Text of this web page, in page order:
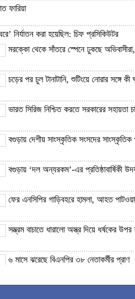
ফারিয়া
নির্যাতন করা হয়েছিল: চিফ প্রসিকিউটর
কেউ এসে সালাম দিয়ে দিবে’
কাঞ্চন, মনেও রাখতে পারেন না
মানলেই খুলবে হরমুজ : আইআরজিসি
বাংলাদেশ
‘ভিত্তিহীন’ : ঢাকা বোর্ড
মরক্কো থেকে সাঁতরে স্পেনে ঢুকছে
চড়ের পর চুল টানাটানি, শুটিংয়ে নোরার সঙ্গে কী
ভারত সিরিজ নিশ্চিত করতে সরকারের সহায়তা
বগুড়ায় দেশীয় সাংস্কৃতিক সংসদের সাংস্কৃতিক
বগুড়ায় ‘দল অন্যরকম’-এর প্রতিষ্ঠাবার্ষিকী
ফের এনসিপির গাড়িবহরে হামলা, আহত
সম্ভ্রম বাচাতে ধারালো অস্ত্র দিয়ে ধর্ষকের উপর
৬ মাসে ঝরেছে বিএনপির ৩৮ নেতাকর্মীর প্রাণ